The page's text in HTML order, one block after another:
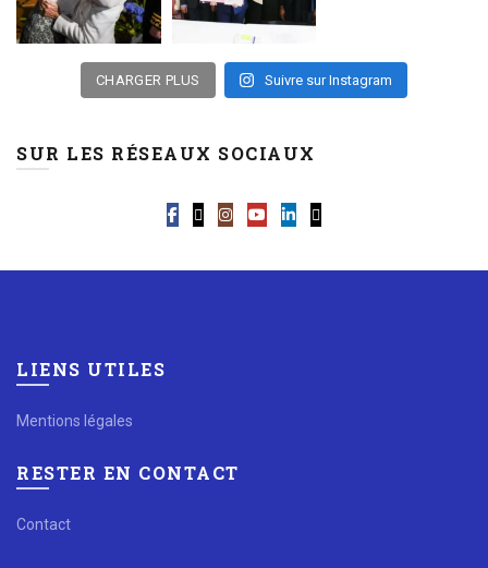
CHARGER PLUS Suivre sur Instagram
SUR LES RÉSEAUX SOCIAUX
LIENS UTILES
Mentions légales
RESTER EN CONTACT
Contact